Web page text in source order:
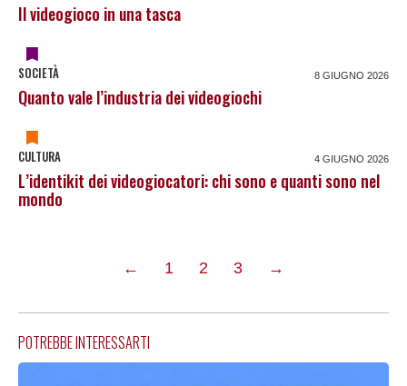
Il videogioco in una tasca
SOCIETÀ 8 GIUGNO 2026
Quanto vale l’industria dei videogiochi
CULTURA 4 GIUGNO 2026
L’identikit dei videogiocatori: chi sono e quanti sono nel
mondo
← pagina
1 2 3 →
POTREBBE INTERESSARTI